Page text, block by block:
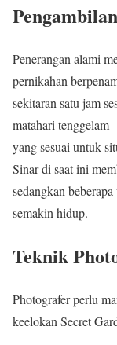
Penerangan alami
pernikahan
sekitaran satu jam
matahari tenggelam
yang sesuai untuk
Sinar di saat ini
sedangkan
semakin hidup.
Teknik
Photografer perlu
keelokan Secret